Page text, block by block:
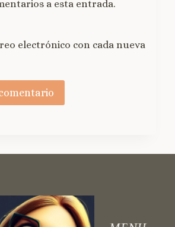
a esta entrada.
electrónico con cada nueva